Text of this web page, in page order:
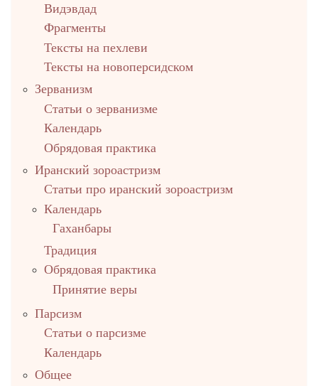
Видэвдад
Фрагменты
Тексты на пехлеви
Тексты на новоперсидском
Зерванизм
Статьи о зерванизме
Календарь
Обрядовая практика
Иранский зороастризм
Статьи про иранский зороастризм
Календарь
Гаханбары
Традиция
Обрядовая практика
Принятие веры
Парсизм
Статьи о парсизме
Календарь
Общее